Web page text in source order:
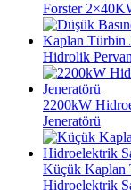
Forster
Hidrolik
2200kW
Jeneratörü
Küçük
Hidroelektrik